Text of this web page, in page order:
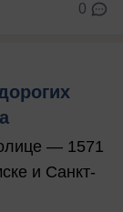
0
— 1571
и Санкт-